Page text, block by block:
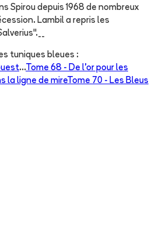
Spirou depuis 1968 de nombreux
Lambil a repris les
tuniques bleues :
...Tome 68 - De l'or pour les
la ligne de mireTome 70 - Les Bleus